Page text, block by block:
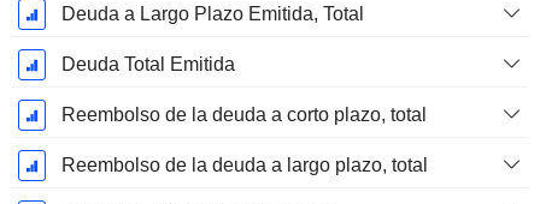
Deuda a Largo Plazo Emitida, Total
Deuda Total Emitida
Reembolso de la deuda a corto plazo, total
Reembolso de la deuda a largo plazo, total